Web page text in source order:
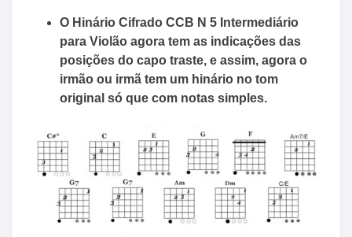
O Hinário Cifrado CCB N 5 Intermediário
para Violão agora tem as indicações das
posições do capo traste, e assim, agora o
irmão ou irmã tem um hinário no tom
original só que com notas simples.